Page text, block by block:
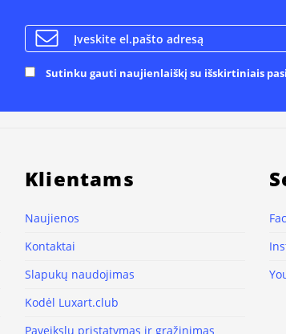
Sutinku gauti naujienlaiškį su išskirtiniais
Klientams
Naujienos
Kontaktai
Slapukų naudojimas
Kodėl Luxart.club
Paveikslų pristatymas ir grąžinimas